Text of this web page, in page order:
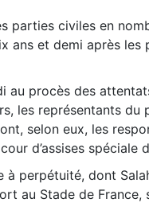
parties civiles en
ans et demi après
au procès des
les représentants du
selon eux, les
d’assises spéciale
perpétuité, dont
au Stade de France,